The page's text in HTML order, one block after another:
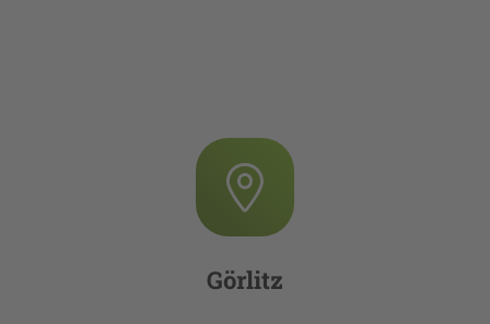
Görlitz